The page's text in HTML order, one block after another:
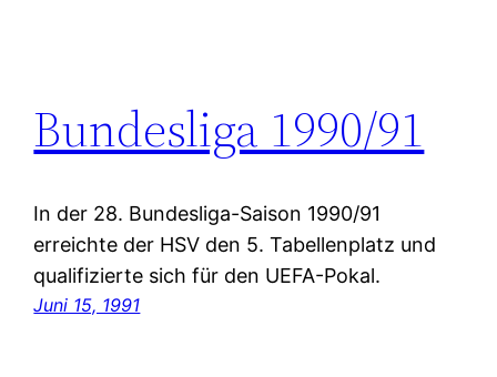
Bundesliga 1990/91
In der 28. Bundesliga-Saison 1990/91
erreichte der HSV den 5. Tabellenplatz und
qualifizierte sich für den UEFA-Pokal.
Juni 15, 1991